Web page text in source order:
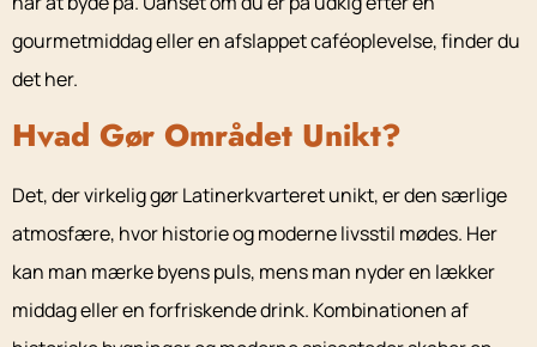
gourmetmiddag eller en afslappet caféoplevelse, finder du
det her.
Hvad Gør Området Unikt?
Det, der virkelig gør Latinerkvarteret unikt, er den særlige
atmosfære, hvor historie og moderne livsstil mødes. Her
kan man mærke byens puls, mens man nyder en lækker
middag eller en forfriskende drink. Kombinationen af